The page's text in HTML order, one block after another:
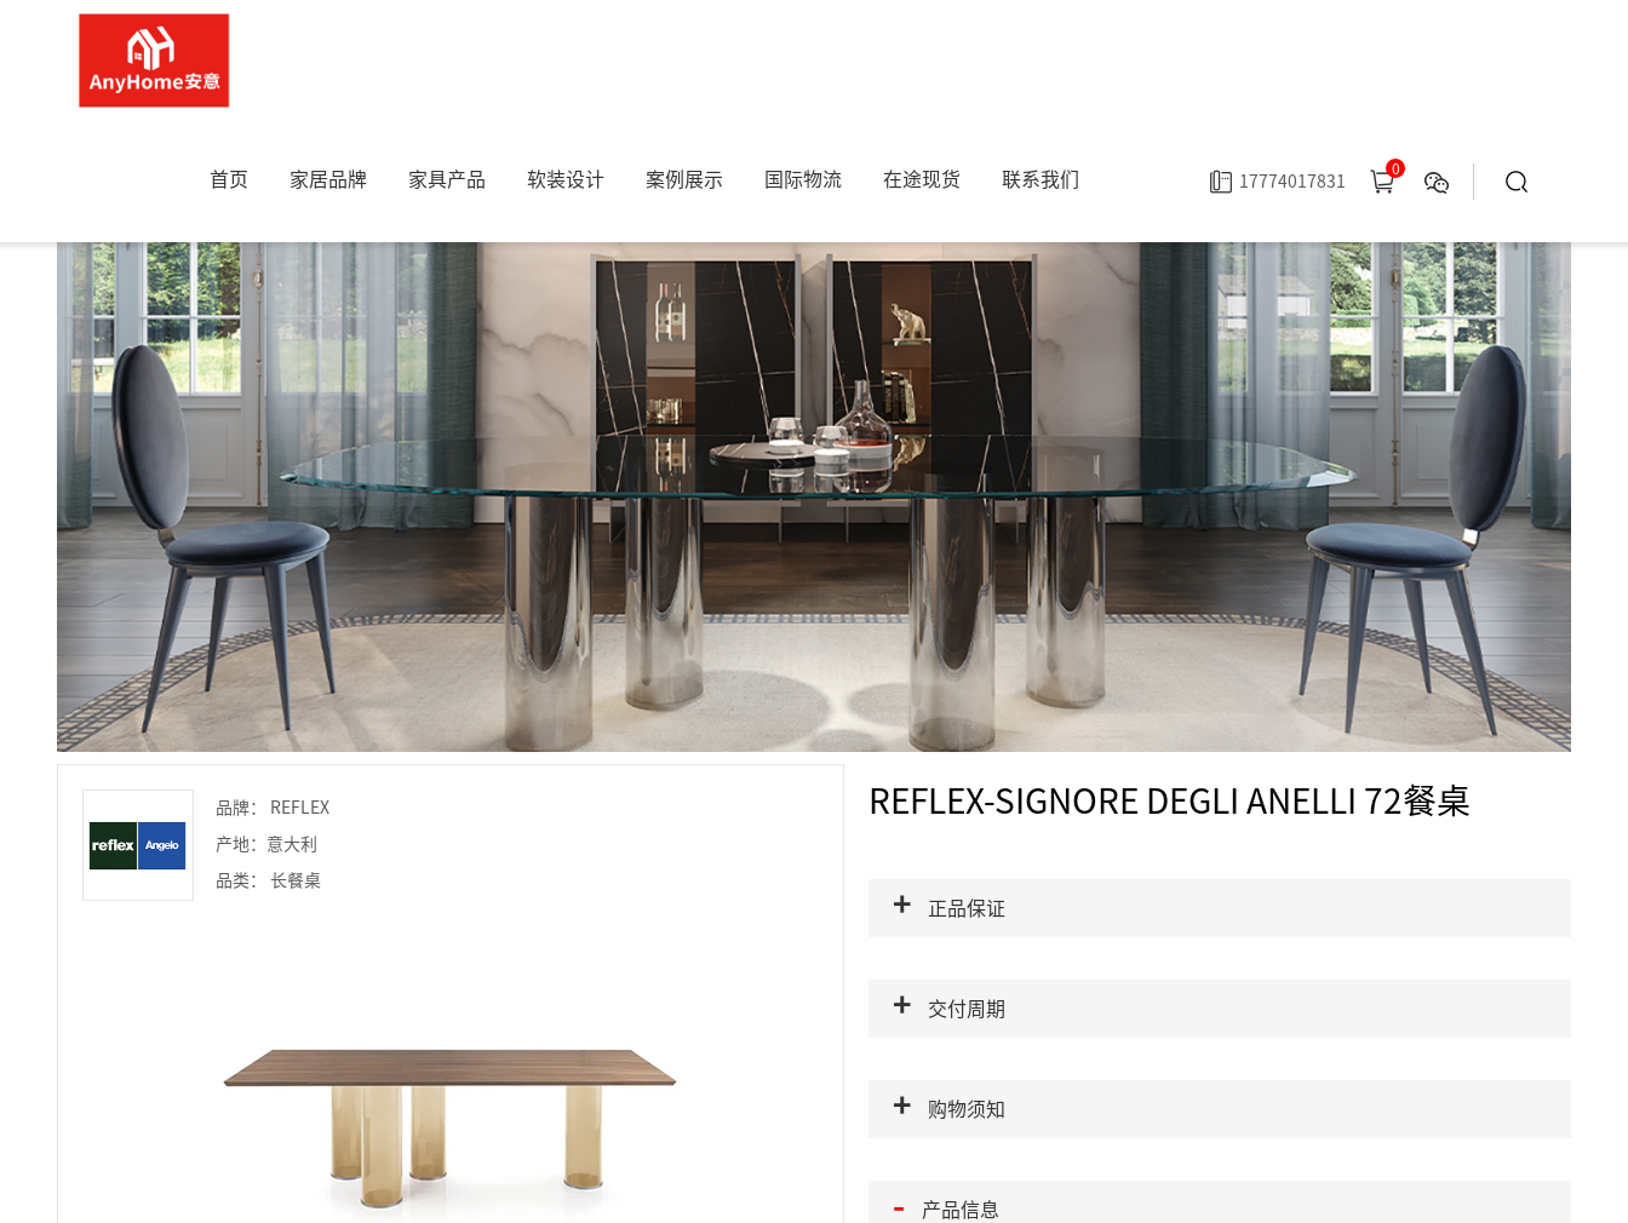
首页 家居品牌 家具产品 软装设计 案例展示 国际物流 在途现货 联系我们 17774017831
0
长餐桌 REFLEX-SIGNORE DEGLI ANELLI 72餐桌
品牌： REFLEX
产地：意大利
品类： 长餐桌
REFLEX-SIGNORE DEGLI ANELLI 72餐桌
正品保证
交付周期
购物须知
产品信息